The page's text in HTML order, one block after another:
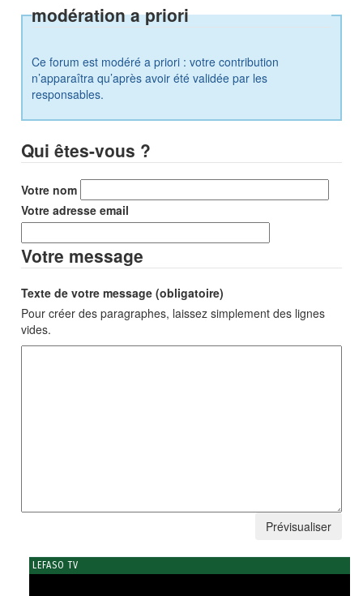
modération a priori
Ce forum est modéré a priori : votre contribution
n’apparaîtra qu’après avoir été validée par les
responsables.
Qui êtes-vous ?
Votre nom
Votre adresse email
Votre message
Texte de votre message (obligatoire)
Pour créer des paragraphes, laissez simplement des lignes
vides.
LEFASO TV